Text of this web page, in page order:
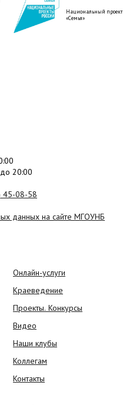
Национальный проект
«Семья»
20:00
45-08-58
данных на сайте МГОУНБ
Онлайн-услуги
Краеведение
Проекты. Конкурсы
Видео
Наши клубы
Коллегам
Контакты